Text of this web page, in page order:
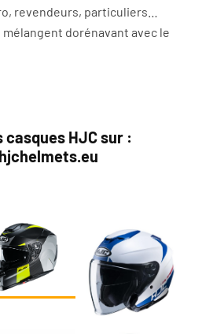
revendeurs, particuliers…
dorénavant avec le
casques HJC sur :